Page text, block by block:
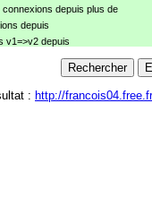
connexions depuis plus de
depuis
v1=>v2 depuis
: http://